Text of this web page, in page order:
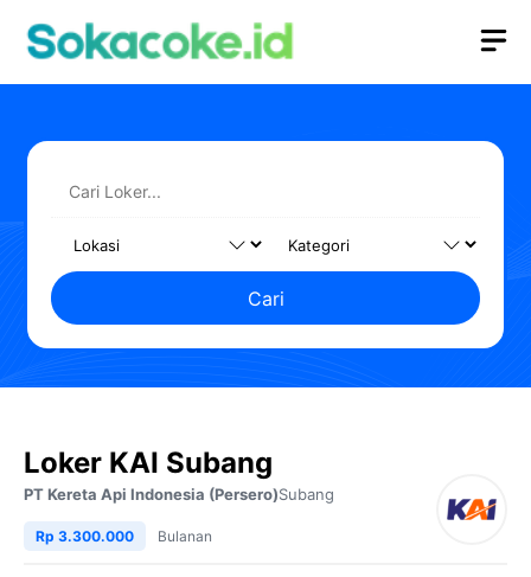
Cari
Loker KAI Subang
PT Kereta Api Indonesia (Persero)Subang
Rp 3.300.000 Bulanan